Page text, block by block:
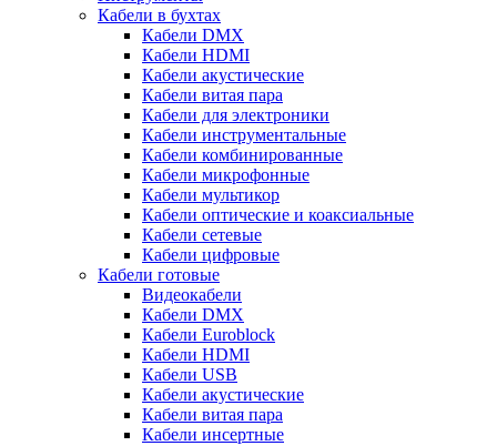
Кабели в бухтах
Кабели DMX
Кабели HDMI
Кабели акустические
Кабели витая пара
Кабели для электроники
Кабели инструментальные
Кабели комбинированные
Кабели микрофонные
Кабели мультикор
Кабели оптические и коаксиальные
Кабели сетевые
Кабели цифровые
Кабели готовые
Видеокабели
Кабели DMX
Кабели Euroblock
Кабели HDMI
Кабели USB
Кабели акустические
Кабели витая пара
Кабели инсертные